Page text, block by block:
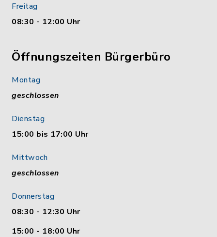
Freitag
08:30 - 12:00 Uhr
Öffnungszeiten Bürgerbüro
Montag
geschlossen
Dienstag
15:00 bis 17:00 Uhr
Mittwoch
geschlossen
Donnerstag
08:30 - 12:30 Uhr
15:00 - 18:00 Uhr